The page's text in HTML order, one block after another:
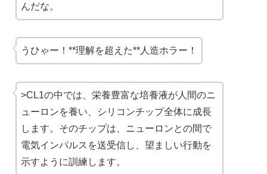
んだな。
うひゃー！**理解を超えた**人造ホラー！
>CL1の中では、栄養豊富な培養液が人間のニ
ューロンを養い、シリコンチップ全体に成長
します。そのチップは、ニューロンとの間で
電気インパルスを送受信し、望ましい行動を
示すように訓練します。